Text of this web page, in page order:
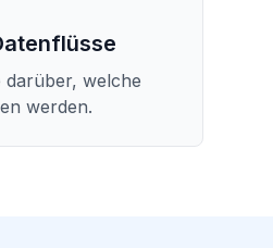
darüber, welche
werden.